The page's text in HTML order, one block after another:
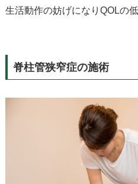
生活動作の妨げになりQOLの
脊柱管狭窄症の施術